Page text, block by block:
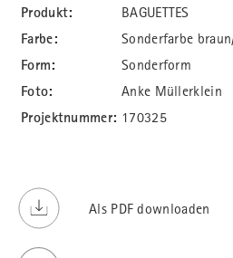
Produkt: BAGUETTES
Farbe: Sonderfarbe
Form: Sonderform
Foto: Anke Müllerklein
Projektnummer: 170325
Als PDF downloaden